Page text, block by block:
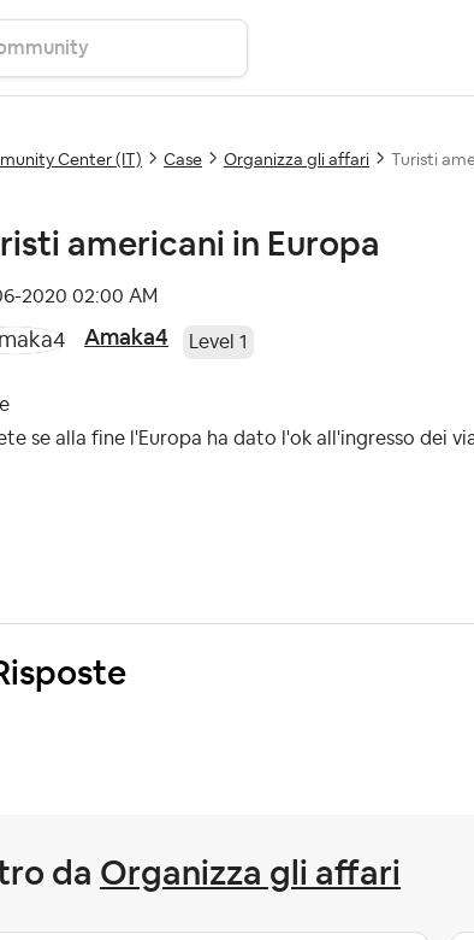
Center (IT) Case Organizza gli affari Turisti
americani in Europa
2020 02:00 AM
Amaka4 Level 1
se alla fine l'Europa ha dato l'ok all'ingresso dei
da Organizza gli affari